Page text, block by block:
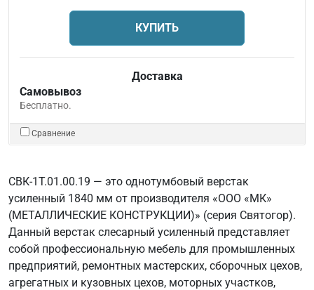
КУПИТЬ
Доставка
Самовывоз
Бесплатно.
Сравнение
СВК-1Т.01.00.19 — это однотумбовый верстак
усиленный 1840 мм от производителя «ООО «МК»
(МЕТАЛЛИЧЕСКИЕ КОНСТРУКЦИИ)» (серия Святогор).
Данный верстак слесарный усиленный представляет
собой профессиональную мебель для промышленных
предприятий, ремонтных мастерских, сборочных цехов,
агрегатных и кузовных цехов, моторных участков,